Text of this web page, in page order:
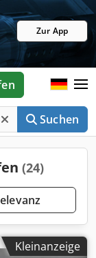
Zur App
Suchen
(24)
Kleinanzeige